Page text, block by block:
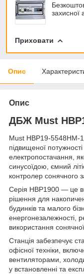
Приховати
Опис
Опис
ДБЖ Must
Must HBP19-5548HM-
підвищеної
електропостачання,
синусоїдою, ємний
контролер сонячного
Серія HBP1900 — це
рішення для
будинків та малого
енергонезалежності,
використання сонячної
Станція забезпечує
офісної техніки,
вентиляторами,
у встановленні та